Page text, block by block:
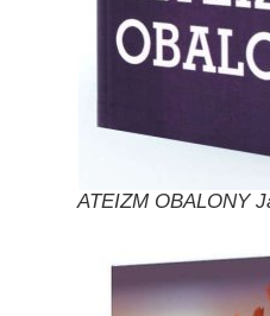
ATEIZM OBALONY